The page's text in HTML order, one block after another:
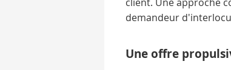
demandeur
Une offre